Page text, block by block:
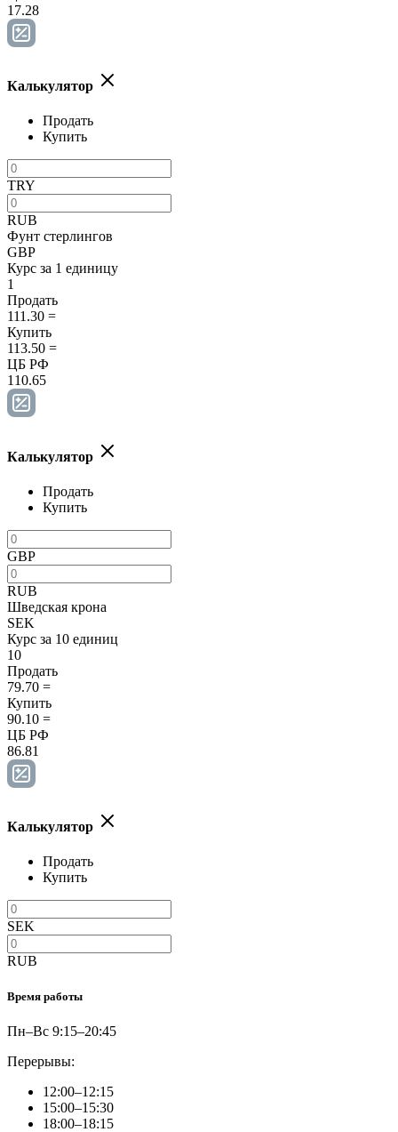
17.28
Калькулятор
Продать
Купить
TRY
RUB
Фунт стерлингов
GBP
Курс за 1 единицу
1
Продать
111.30 =
Купить
113.50 =
ЦБ РФ
110.65
Калькулятор
Продать
Купить
GBP
RUB
Шведская крона
SEK
Курс за 10 единиц
10
Продать
79.70 =
Купить
90.10 =
ЦБ РФ
86.81
Калькулятор
Продать
Купить
SEK
RUB
Время работы
Пн–Вс 9:15–20:45
Перерывы:
12:00–12:15
15:00–15:30
18:00–18:15